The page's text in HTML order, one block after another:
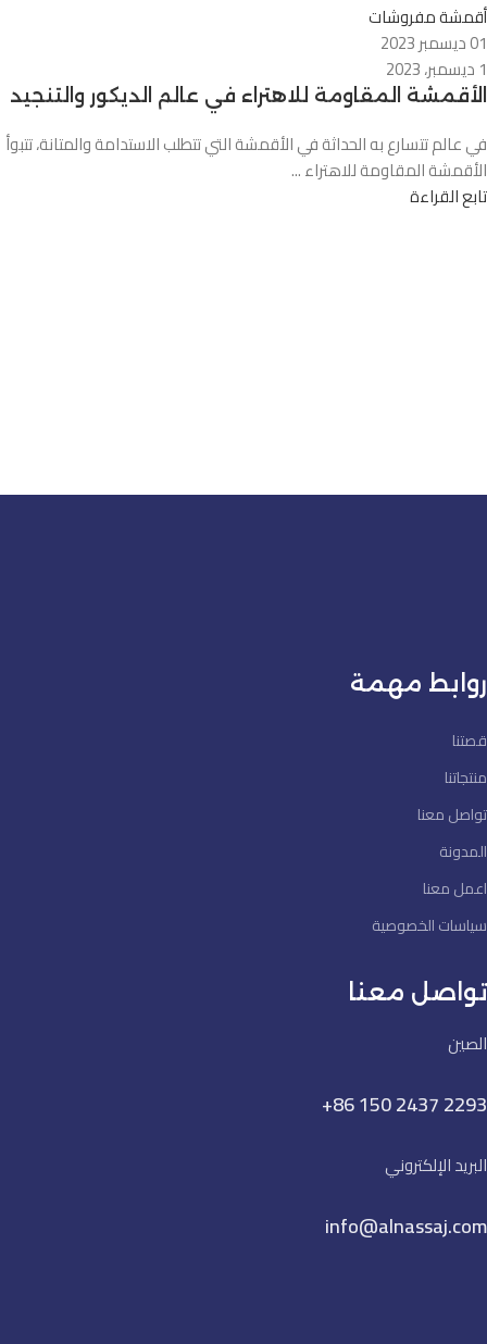
أقمشة مفروشات
01 ديسمبر 2023
1 ديسمبر، 2023
الأقمشة المقاومة للاهتراء في عالم الديكور والتنجيد
في عالم تتسارع به الحداثة في الأقمشة التي تتطلب الاستدامة والمتانة، تتبوأ
الأقمشة المقاومة للاهتراء ...
تابع القراءة
روابط مهمة
قصتنا
منتجاتنا
تواصل معنا
المدونة
اعمل معنا
سياسات الخصوصية
تواصل معنا
الصين
+86 150 2437 2293
البريد الإلكتروني
info@alnassaj.com